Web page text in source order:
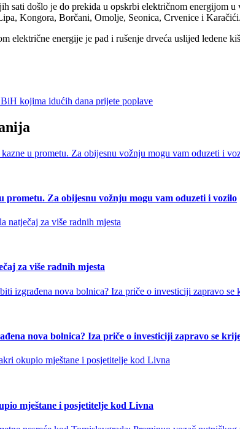
sati došlo je do prekida u opskrbi električnom energijom
Kongora, Borčani, Omolje, Seonica, Crvenice i Karačići.
električne energije je pad i rušenje drveća uslijed ledene
kojima idućih dana prijete poplave
prometu. Za obijesnu vožnju mogu vam oduzeti i vozilo
za više radnih mjesta
nova bolnica? Iza priče o investiciji zapravo se
mještane i posjetitelje kod Livna